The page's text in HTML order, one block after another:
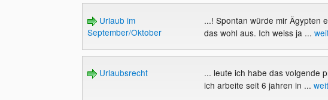
Urlaub im
September/Oktober
...! Spontan würde mir Ägypten
das wohl aus. Ich weiss ja ...
Urlaubsrecht ... leute ich habe das volgende
ich arbeite seit 6 jahren in ...